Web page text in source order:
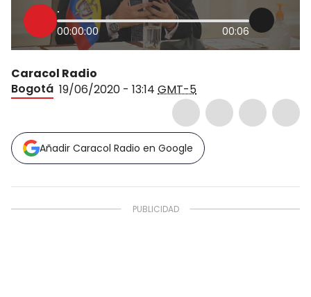
.
00:00:00 00:06
Caracol Radio
Bogotá 19/06/2020 - 13:14 GMT-5
Añadir Caracol Radio en Google